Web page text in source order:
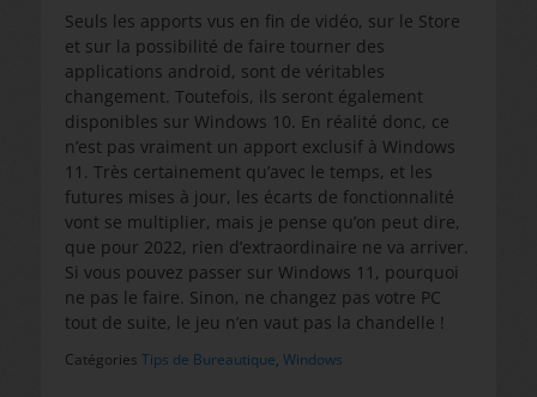
Seuls les apports vus en fin de vidéo, sur le Store
et sur la possibilité de faire tourner des
applications android, sont de véritables
changement. Toutefois, ils seront également
disponibles sur Windows 10. En réalité donc, ce
n’est pas vraiment un apport exclusif à Windows
11. Très certainement qu’avec le temps, et les
futures mises à jour, les écarts de fonctionnalité
vont se multiplier, mais je pense qu’on peut dire,
que pour 2022, rien d’extraordinaire ne va arriver.
Si vous pouvez passer sur Windows 11, pourquoi
ne pas le faire. Sinon, ne changez pas votre PC
tout de suite, le jeu n’en vaut pas la chandelle !
Catégories Tips de Bureautique, Windows